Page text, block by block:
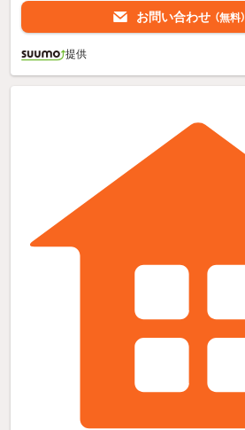
お問い合わせ （無料）
提供